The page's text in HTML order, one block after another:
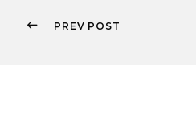
PREV POST